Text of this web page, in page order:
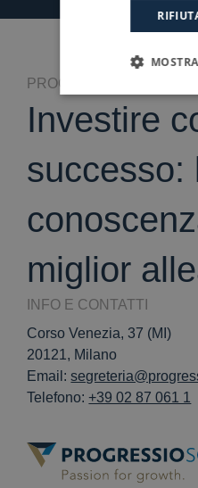
PROGRESSIO
Investire
successo:
miglior
INFO E CONTATTI
Corso Venezia, 37 (MI)
20121, Milano
Email:
Telefono:+39 02 87 061 1